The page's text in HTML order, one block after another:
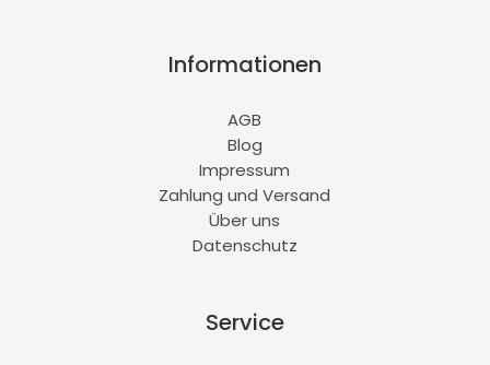
Informationen
AGB
Blog
Impressum
Zahlung und Versand
Über uns
Datenschutz
Service